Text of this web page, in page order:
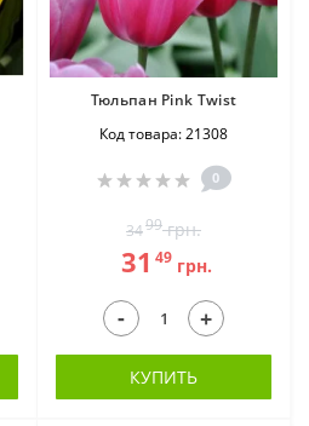
Тюльпан Pink Twist
Код товара: 21308
0
3499грн.
31 49 грн.
- +
КУПИТЬ